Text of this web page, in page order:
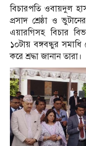
বিচারপতি ওবায়দুল
প্রসাদ শ্রেষ্ঠা ও
এয়ারগিসহ বিচার
১০টায় বঙ্গবন্ধুর
করে শ্রদ্ধা জানান তারা।